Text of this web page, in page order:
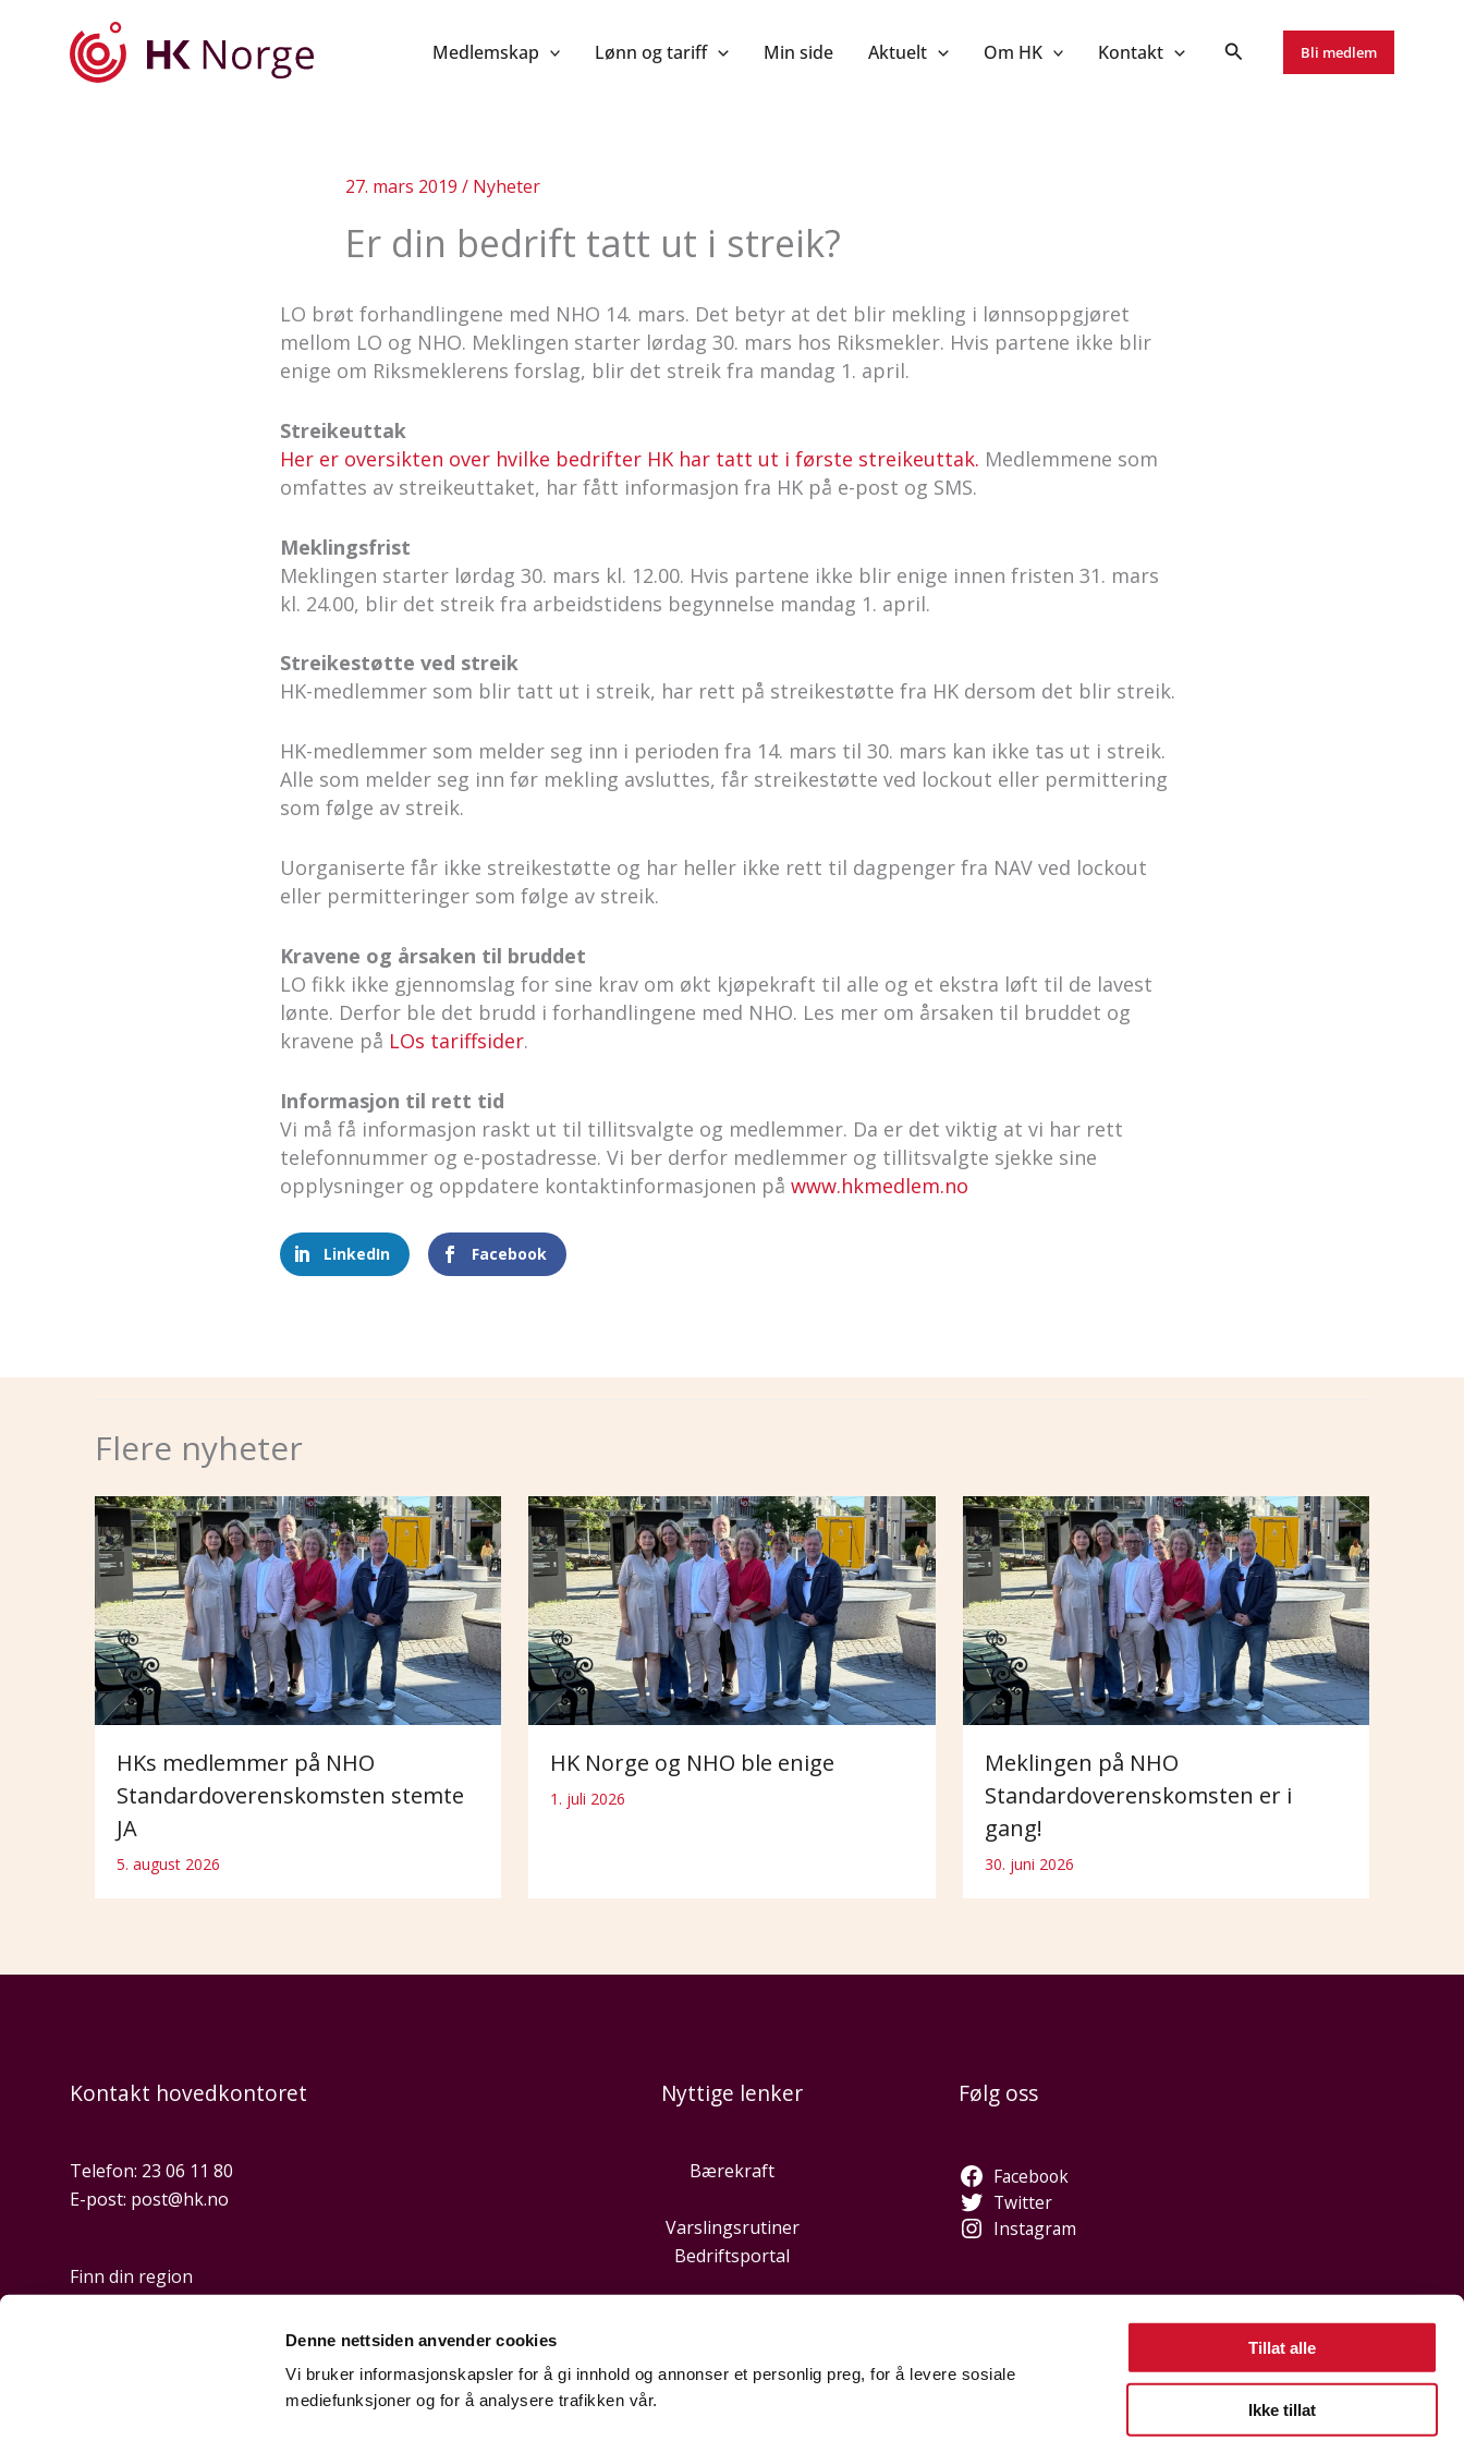
Denne nettsiden anvender cookies
Vi bruker informasjonskapsler for å gi innhold og annonser et personlig preg, for å levere sosiale
mediefunksjoner og for å analysere trafikken vår.
Tillat alle
Ikke tillat
Medlemskap Lønn og tariff Min side Aktuelt Om HK Kontakt Bli medlem
27. mars 2019 / Nyheter
Er din bedrift tatt ut i streik?
LO brøt forhandlingene med NHO 14. mars. Det betyr at det blir mekling i lønnsoppgjøret
mellom LO og NHO. Meklingen starter lørdag 30. mars hos Riksmekler. Hvis partene ikke blir
enige om Riksmeklerens forslag, blir det streik fra mandag 1. april.
Streikeuttak
Her er oversikten over hvilke bedrifter HK har tatt ut i første streikeuttak. Medlemmene som
omfattes av streikeuttaket, har fått informasjon fra HK på e-post og SMS.
Meklingsfrist
Meklingen starter lørdag 30. mars kl. 12.00. Hvis partene ikke blir enige innen fristen 31. mars
kl. 24.00, blir det streik fra arbeidstidens begynnelse mandag 1. april.
Streikestøtte ved streik
HK-medlemmer som blir tatt ut i streik, har rett på streikestøtte fra HK dersom det blir streik.
HK-medlemmer som melder seg inn i perioden fra 14. mars til 30. mars kan ikke tas ut i streik.
Alle som melder seg inn før mekling avsluttes, får streikestøtte ved lockout eller permittering
som følge av streik.
Uorganiserte får ikke streikestøtte og har heller ikke rett til dagpenger fra NAV ved lockout
eller permitteringer som følge av streik.
Kravene og årsaken til bruddet
LO fikk ikke gjennomslag for sine krav om økt kjøpekraft til alle og et ekstra løft til de lavest
lønte. Derfor ble det brudd i forhandlingene med NHO. Les mer om årsaken til bruddet og
kravene på LOs tariffsider.
Informasjon til rett tid
Vi må få informasjon raskt ut til tillitsvalgte og medlemmer. Da er det viktig at vi har rett
telefonnummer og e-postadresse. Vi ber derfor medlemmer og tillitsvalgte sjekke sine
opplysninger og oppdatere kontaktinformasjonen på www.hkmedlem.no
LinkedIn Facebook
Flere nyheter
HKs medlemmer på NHO
Standardoverenskomsten stemte
JA
5. august 2026
HK Norge og NHO ble enige
1. juli 2026
Meklingen på NHO
Standardoverenskomsten er i
gang!
30. juni 2026
Kontakt hovedkontoret
Telefon: 23 06 11 80
E-post: post@hk.no
Finn din region
Nyttige lenker
Bærekraft
Varslingsrutiner
Bedriftsportal
Følg oss
Facebook
Twitter
Instagram
Hei, jeg heter Sidsel. Hva kan jeg hjelpe med?